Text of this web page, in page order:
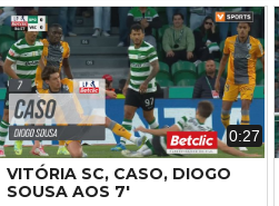
0:27
VITÓRIA SC, CASO, DIOGO
SOUSA AOS 7'